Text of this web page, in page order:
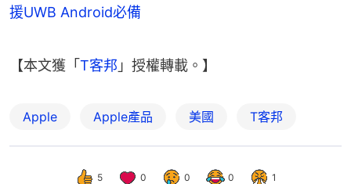
援UWB Android必備
【本文獲「T客邦 」授權轉載。】
Apple Apple產品 美國 T客邦
5 0 0 0 1